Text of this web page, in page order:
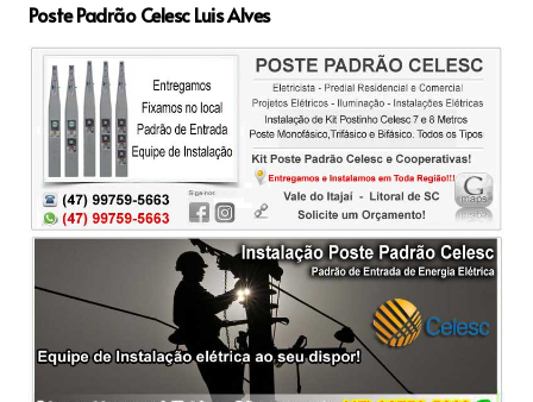
Poste Padrão Celesc Luis Alves